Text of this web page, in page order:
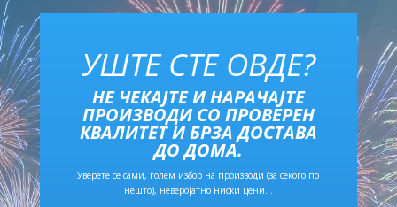
УШТЕ СТЕ ОВДЕ?
НЕ ЧЕКАЈТЕ И НАРАЧАЈТЕ
ПРОИЗВОДИ СО ПРОВЕРЕН
КВАЛИТЕТ И БРЗА ДОСТАВА
ДО ДОМА.
Уверете се сами, голем избор на производи (за секого по
нешто), неверојатно ниски цени…